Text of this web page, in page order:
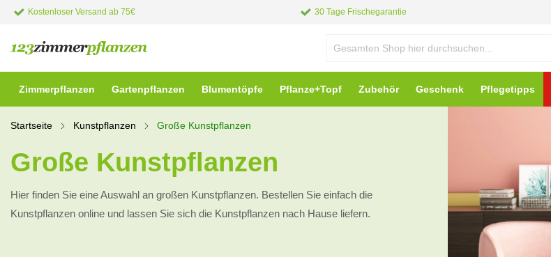
Kostenloser Versand ab 75€ 30 Tage Frischegarantie
Zimmerpflanzen Gartenpflanzen Blumentöpfe Pflanze+Topf Zubehör Geschenk Pflegetipps
Startseite Kunstpflanzen Große Kunstpflanzen
Große Kunstpflanzen
Hier finden Sie eine Auswahl an großen Kunstpflanzen. Bestellen Sie einfach die
Kunstpflanzen online und lassen Sie sich die Kunstpflanzen nach Hause liefern.